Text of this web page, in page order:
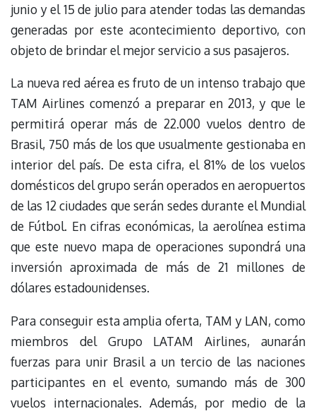
junio y el 15 de julio para atender todas las demandas
generadas por este acontecimiento deportivo, con
objeto de brindar el mejor servicio a sus pasajeros.
La nueva red aérea es fruto de un intenso trabajo que
TAM Airlines comenzó a preparar en 2013, y que le
permitirá operar más de 22.000 vuelos dentro de
Brasil, 750 más de los que usualmente gestionaba en
interior del país. De esta cifra, el 81% de los vuelos
domésticos del grupo serán operados en aeropuertos
de las 12 ciudades que serán sedes durante el Mundial
de Fútbol. En cifras económicas, la aerolínea estima
que este nuevo mapa de operaciones supondrá una
inversión aproximada de más de 21 millones de
dólares estadounidenses.
Para conseguir esta amplia oferta, TAM y LAN, como
miembros del Grupo LATAM Airlines, aunarán
fuerzas para unir Brasil a un tercio de las naciones
participantes en el evento, sumando más de 300
vuelos internacionales. Además, por medio de la